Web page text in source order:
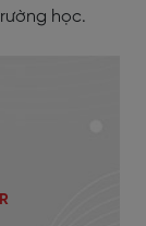
học.